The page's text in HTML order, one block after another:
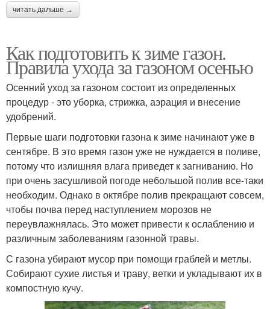
читать дальше →
Как подготовить к зиме газон.
Правила ухода за газоном осенью
Осенний уход за газоном состоит из определенных
процедур - это уборка, стрижка, аэрация и внесение
удобрений.
Первые шаги подготовки газона к зиме начинают уже в
сентябре. В это время газон уже не нуждается в поливе,
потому что излишняя влага приведет к загниванию. Но
при очень засушливой погоде небольшой полив все-таки
необходим. Однако в октябре полив прекращают совсем,
чтобы почва перед наступлением морозов не
переувлажнялась. Это может привести к ослаблению и
различным заболеваниям газонной травы.
С газона убирают мусор при помощи граблей и метлы.
Собирают сухие листья и траву, ветки и укладывают их в
компостную кучу.